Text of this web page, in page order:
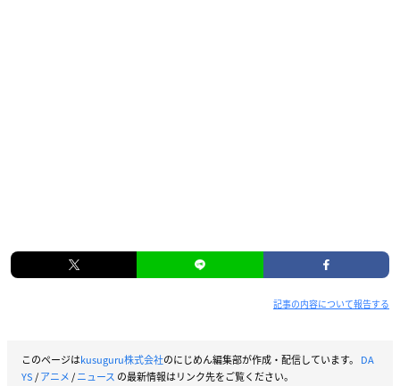
記事の内容について報告する
このページはkusuguru株式会社のにじめん編集部が作成・配信しています。 DA
YS/アニメ/ニュース の最新情報はリンク先をご覧ください。